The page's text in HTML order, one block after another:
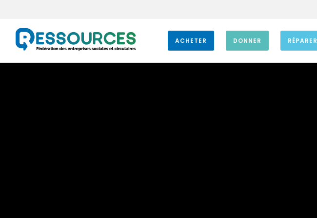
ACHETER DONNER RÉPARER